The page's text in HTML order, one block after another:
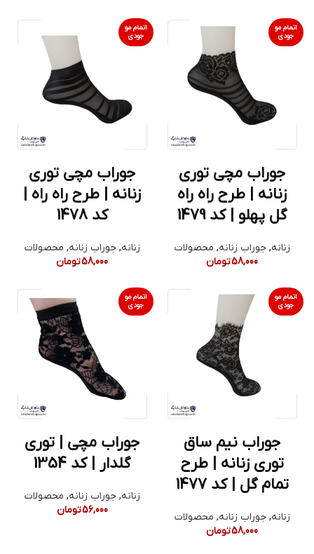
اتمام مو
جودی
جوراب مچی توری
زنانه | طرح راه راه
گل پهلو | کد 1479
زنانه,جوراب زنانه, محصولات
58,000تومان
اتمام مو
جودی
جوراب مچی توری
زنانه | طرح راه راه |
کد 1478
زنانه,جوراب زنانه, محصولات
58,000تومان
اتمام مو
جودی
جوراب نیم ساق
توری زنانه | طرح
تمام گل | کد 1477
زنانه,جوراب زنانه, محصولات
58,000تومان
اتمام مو
جودی
جوراب مچی | توری
گلدار | کد 1354
زنانه,جوراب زنانه, محصولات
56,000تومان